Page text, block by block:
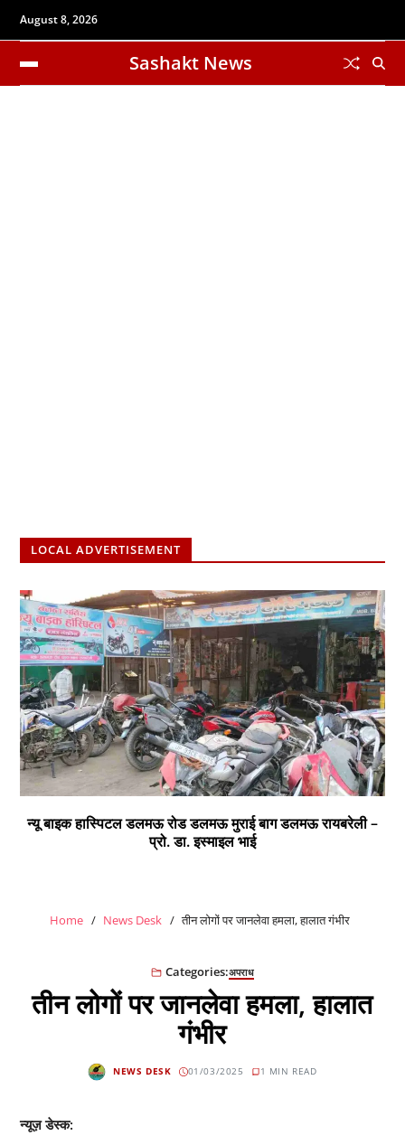
August 8, 2026
Sashakt News
LOCAL ADVERTISEMENT
न्यू बाइक हास्पिटल डलमऊ रोड डलमऊ मुराई बाग डलमऊ रायबरेली –
प्रो. डा. इस्माइल भाई
Home News Desk तीन लोगों पर जानलेवा हमला, हालात गंभीर
Categories:अपराध
तीन लोगों पर जानलेवा हमला, हालात
गंभीर
NEWS DESK 01/03/2025 1 MIN READ
न्यूज़ डेस्क: